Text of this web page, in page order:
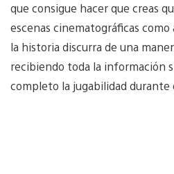
que consigue hacer que creas
escenas cinematográficas
la historia discurra de una
recibiendo toda la información
completo la jugabilidad durante